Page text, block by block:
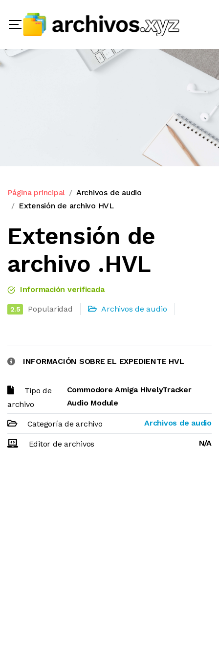
Página principal
Archivos de audio
Extensión de archivo HVL
Extensión de
archivo .HVL
Información verificada
2.5 Popularidad Archivos de audio
INFORMACIÓN SOBRE EL EXPEDIENTE HVL
Tipo de
archivo
Commodore Amiga HivelyTracker
Audio Module
Categoría de archivo Archivos de audio
Editor de archivos N/A